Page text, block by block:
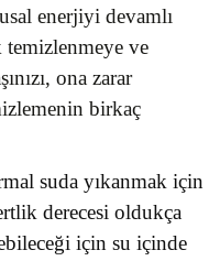
enerjiyi devamlı
ve
ona zarar
birkaç
suda yıkanmak için
derecesi oldukça
için su içinde